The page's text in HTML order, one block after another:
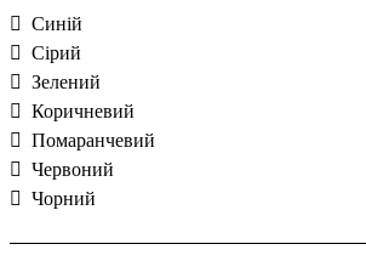
Cиній
Cірий
Зелений
Коричневий
Помаранчевий
Червоний
Чорний